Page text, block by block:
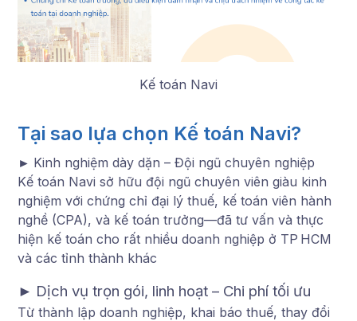
Kế toán Navi
Tại sao lựa chọn Kế toán Navi?
► Kinh nghiệm dày dặn – Đội ngũ chuyên nghiệp
Kế toán Navi sở hữu đội ngũ chuyên viên giàu kinh
nghiệm với chứng chỉ đại lý thuế, kế toán viên hành
nghề (CPA), và kế toán trưởng—đã tư vấn và thực
hiện kế toán cho rất nhiều doanh nghiệp ở TP HCM
và các tỉnh thành khác
► Dịch vụ trọn gói, linh hoạt – Chi phí tối ưu
Từ thành lập doanh nghiệp, khai báo thuế, thay đổi